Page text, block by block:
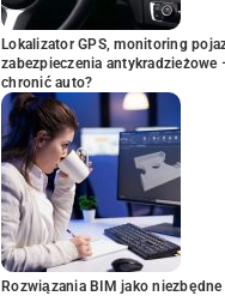
Lokalizator GPS, monitoring
zabezpieczenia antykradzieżowe
chronić auto?
Rozwiązania BIM jako